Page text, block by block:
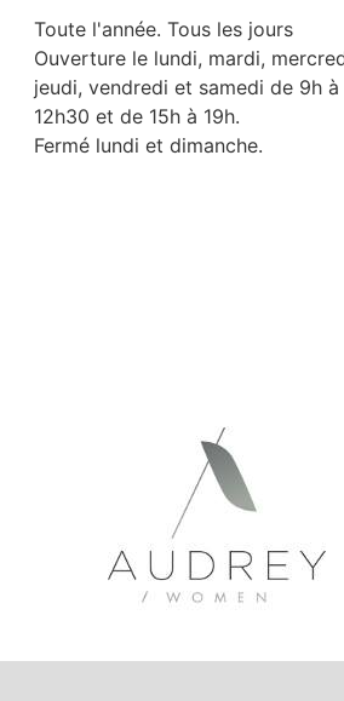
Toute l'année. Tous les jours
Ouverture le lundi, mardi,
jeudi, vendredi et samedi de 9h à
12h30 et de 15h à 19h.
Fermé lundi et dimanche.